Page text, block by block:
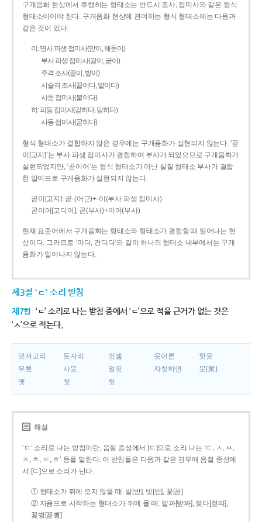
구개음화 현상에서 후행하는 형태소는 반드시 조사, 접미사와 같은 형식
형태소이어야 한다. 구개음화 현상에 관여하는 형식 형태소에는 다음과
같은 것이 있다.
이: 명사 파생 접미사(맏이, 해돋이)
부사 파생 접미사(같이, 굳이)
주격 조사(끝이, 밭이)
서술격 조사(끝이다, 밭이다)
사동 접미사(붙이다)
히: 피동 접미사(걷히다, 닫히다)
사동 접미사(굳히다)
형식 형태소가 결합하지 않은 경우에는 구개음화가 실현되지 않는다. ‘곧
이[고지]’는 부사 파생 접미사가 결합하여 부사가 되었으므로 구개음화가
실현되었지만, ‘곧이어’는 형식 형태소가 아닌 실질 형태소 부사가 결합
한 말이므로 구개음화가 실현되지 않는다.
곧이[고지]: 곧-­(어근)+­-이(부사 파생 접미사)
곧이어[고디어]: 곧(부사)+이어(부사)
현재 표준어에서 구개음화는 형태소와 형태소가 결합할 때 일어나는 현
상이다. 그러므로 ‘마디, 견디다’와 같이 하나의 형태소 내부에서는 구개
음화가 일어나지 않는다.
제3절 'ㄷ' 소리 받침
제7항 ‘ㄷ’ 소리로 나는 받침 중에서 ‘ㄷ’으로 적을 근거가 없는 것은
‘ㅅ’으로 적는다.
덧저고리 돗자리 엇셈 웃어른
핫옷
무릇
사뭇 얼핏 자칫하면
뭇[衆]
옛
첫 헛
해설
‘ㄷ’ 소리로 나는 받침이란, 음절 종성에서 [ㄷ]으로 소리 나는 ‘ㄷ, ㅅ, ㅆ,
ㅈ, ㅊ, ㅌ, ㅎ’ 등을 말한다. 이 받침들은 다음과 같은 경우에 음절 종성에
서 [ㄷ]으로 소리가 난다.
① 형태소가 뒤에 오지 않을 때: 밭[받], 빚[빋], 꽃[꼳]
② 자음으로 시작하는 형태소가 뒤에 올 때: 밭과[받꽈], 젖다[젇따],
꽃병[꼳뼝]